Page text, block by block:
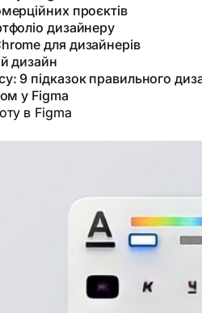
проєктів
дизайнеру
для дизайнерів
дизайн
9 підказок правильного
у Figma
в Figma